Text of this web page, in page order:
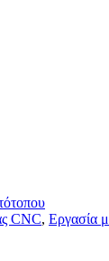
CNC, Εργασία